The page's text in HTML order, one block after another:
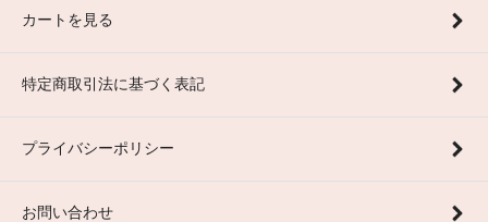
カートを見る
特定商取引法に基づく表記
プライバシーポリシー
お問い合わせ